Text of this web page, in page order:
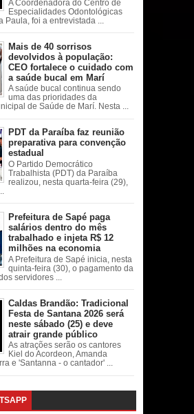
A Coordenadora do Centro de
Especialidades Odontológicas
Paula, foi a entrevistada ...
Mais de 40 sorrisos
devolvidos à população:
CEO fortalece o cuidado com
a saúde bucal em Marí
A saúde bucal continua sendo
uma das prioridades da
de Saúde de Marí. Nesta ...
PDT da Paraíba faz reunião
preparativa para convenção
estadual
O Partido Democrático
Trabalhista (PDT) da Paraíba
realizou, nesta quarta-feira (29),
Prefeitura de Sapé paga
salários dentro do mês
trabalhado e injeta R$ 12
milhões na economia
A Prefeitura de Sapé inicia, nesta
quinta-feira (30), o pagamento da
servidores ...
Caldas Brandão: Tradicional
Festa de Santana 2026 será
neste sábado (25) e deve
atrair grande público
As atrações serão os cantores
Kiel do Acordeon, Amanda
e 'Santanna - o cantador' ...